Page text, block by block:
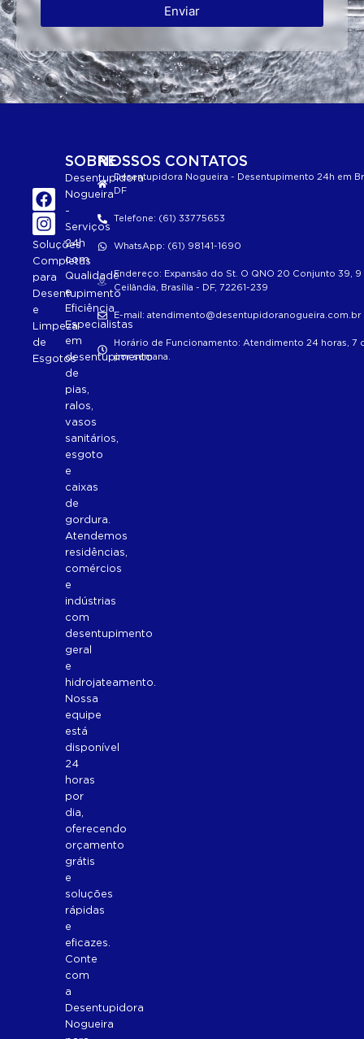
Enviar
Soluções
Completas
para
Desentupimento
e
Limpeza
de
Esgotos
SOBRE
Desentupidora
Nogueira
-
Serviços
24h
com
Qualidade
e
Eficiência
Especialistas
em
desentupimento
de
pias,
ralos,
vasos
sanitários,
esgoto
e
caixas
de
gordura.
Atendemos
residências,
comércios
e
indústrias
com
desentupimento
geral
e
hidrojateamento.
Nossa
equipe
está
disponível
24
horas
por
dia,
oferecendo
orçamento
grátis
e
soluções
rápidas
e
eficazes.
Conte
com
a
Desentupidora
Nogueira
NOSSOS CONTATOS
Desentupidora Nogueira - Desentupimento 24h em
DF
Telefone: (61) 33775653
WhatsApp: (61) 98141-1690
Endereço: Expansão do St. O QNO 20 Conjunto 39, 9
Ceilândia, Brasília - DF, 72261-239
E-mail: atendimento@desentupidoranogueira.com.br
Horário de Funcionamento: Atendimento 24 horas, 7
por semana.